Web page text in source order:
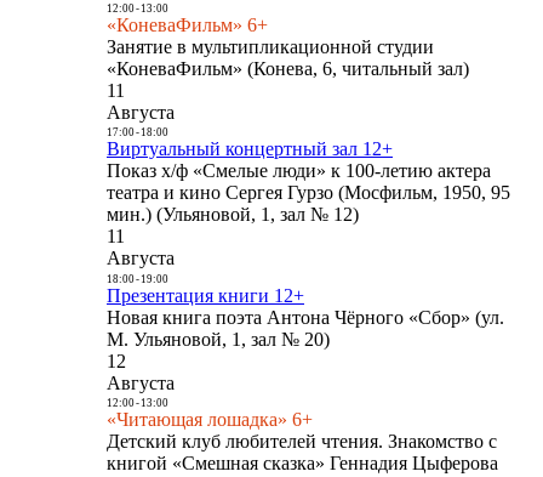
12:00- 13:00
«КоневаФильм» 6+
Занятие в мультипликационной студии
«КоневаФильм» (Конева, 6, читальный зал)
11
Августа
17:00- 18:00
Виртуальный концертный зал 12+
Показ х/ф «Смелые люди» к 100-летию актера
театра и кино Сергея Гурзо (Мосфильм, 1950, 95
мин.) (Ульяновой, 1, зал № 12)
11
Августа
18:00- 19:00
Презентация книги 12+
Новая книга поэта Антона Чёрного «Сбор» (ул.
М. Ульяновой, 1, зал № 20)
12
Августа
12:00- 13:00
«Читающая лошадка» 6+
Детский клуб любителей чтения. Знакомство с
книгой «Смешная сказка» Геннадия Цыферова